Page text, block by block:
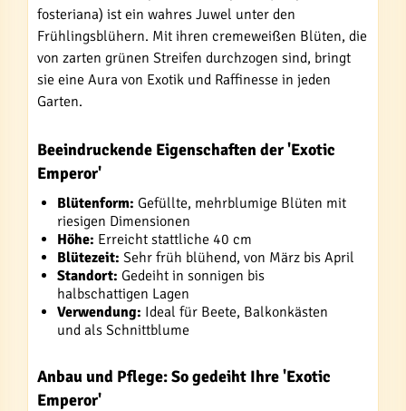
fosteriana) ist ein wahres Juwel unter den
Frühlingsblühern. Mit ihren cremeweißen Blüten, die
von zarten grünen Streifen durchzogen sind, bringt
sie eine Aura von Exotik und Raffinesse in jeden
Garten.
Beeindruckende Eigenschaften der 'Exotic
Emperor'
Blütenform: Gefüllte, mehrblumige Blüten mit
riesigen Dimensionen
Höhe: Erreicht stattliche 40 cm
Blütezeit: Sehr früh blühend, von März bis April
Standort: Gedeiht in sonnigen bis
halbschattigen Lagen
Verwendung: Ideal für Beete, Balkonkästen
und als Schnittblume
Anbau und Pflege: So gedeiht Ihre 'Exotic
Emperor'